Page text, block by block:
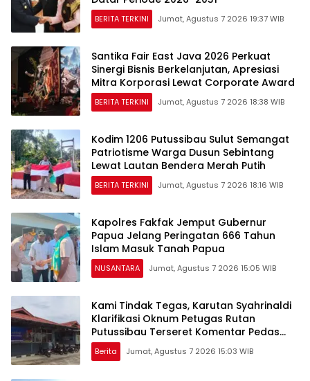
BERITA TERKINI Jumat, Agustus 7 2026 19:37 WIB
Santika Fair East Java 2026 Perkuat
Sinergi Bisnis Berkelanjutan, Apresiasi
Mitra Korporasi Lewat Corporate Award
BERITA TERKINI Jumat, Agustus 7 2026 18:38 WIB
Kodim 1206 Putussibau Sulut Semangat
Patriotisme Warga Dusun Sebintang
Lewat Lautan Bendera Merah Putih
BERITA TERKINI Jumat, Agustus 7 2026 18:16 WIB
Kapolres Fakfak Jemput Gubernur
Papua Jelang Peringatan 666 Tahun
Islam Masuk Tanah Papua
NUSANTARA Jumat, Agustus 7 2026 15:05 WIB
Kami Tindak Tegas, Karutan Syahrinaldi
Klarifikasi Oknum Petugas Rutan
Putussibau Terseret Komentar Pedas
Kasus Pasien BPJS
Berita Jumat, Agustus 7 2026 15:03 WIB